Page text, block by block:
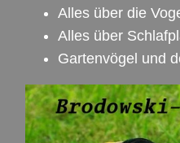
Alles über die
Alles über
Gartenvögel und